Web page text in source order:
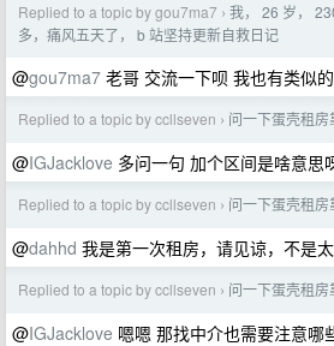
Replied to a topic by gou7ma7 › 我， 26 岁，
多，痛风五天了， b 站坚持更新自救日记
@gou7ma7 老哥 交流一下呗 我也有类似的
Replied to a topic by ccllseven › 问一下蛋壳租房
@IGJacklove 多问一句 加个区间是啥意思
Replied to a topic by ccllseven › 问一下蛋壳租房
@dahhd 我是第一次租房，请见谅，不是太
Replied to a topic by ccllseven › 问一下蛋壳租房
@IGJacklove 嗯嗯 那找中介也需要注意哪